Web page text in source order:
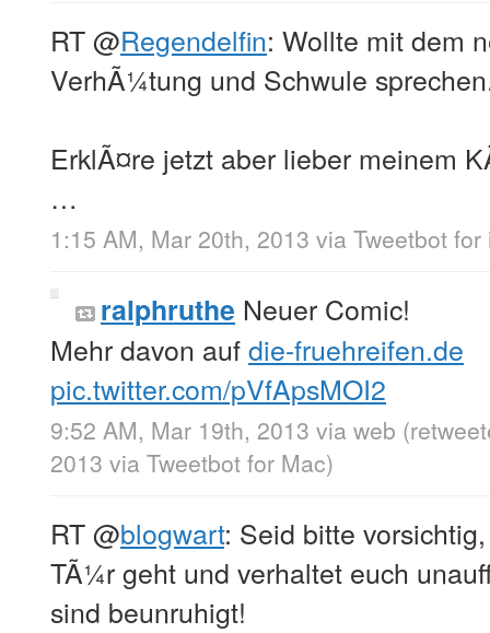
RT@Regendelfin: Wollte mit dem
VerhÃ¼tung und Schwule
ErklÃ¤re jetzt aber lieber meinem
…
1:15 AM, Mar 20th, 2013 via Tweetbot for
ralphruthe Neuer Comic!
Mehr davon aufdie-fruehreifen.de
pic.twitter.com/pVfApsMOI2
9:52 AM, Mar 19th, 2013 via web
2013 via Tweetbot for Mac)
RT@blogwart: Seid bitte
TÃ¼r geht und verhaltet euch
sind beunruhigt!